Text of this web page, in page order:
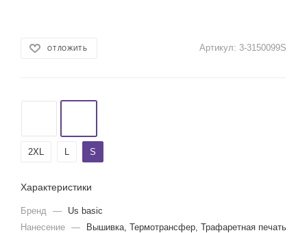
ОТЛОЖИТЬ Артикул: 3-3150099S
2XL L S
Характеристики
Бренд —
Us basic
Нанесение —
Вышивка, Термотрансфер, Трафаретная печать